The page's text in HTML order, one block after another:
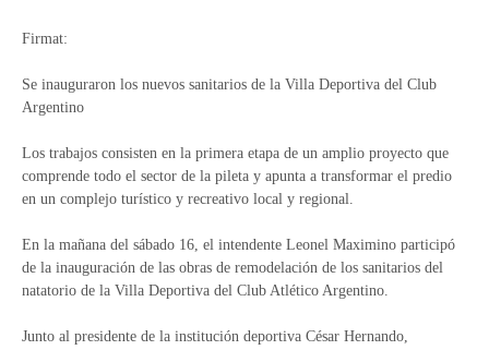
Firmat:
Se inauguraron los nuevos sanitarios de la Villa Deportiva del Club
Argentino
Los trabajos consisten en la primera etapa de un amplio proyecto que
comprende todo el sector de la pileta y apunta a transformar el predio
en un complejo turístico y recreativo local y regional.
En la mañana del sábado 16, el intendente Leonel Maximino participó
de la inauguración de las obras de remodelación de los sanitarios del
natatorio de la Villa Deportiva del Club Atlético Argentino.
Junto al presidente de la institución deportiva César Hernando,